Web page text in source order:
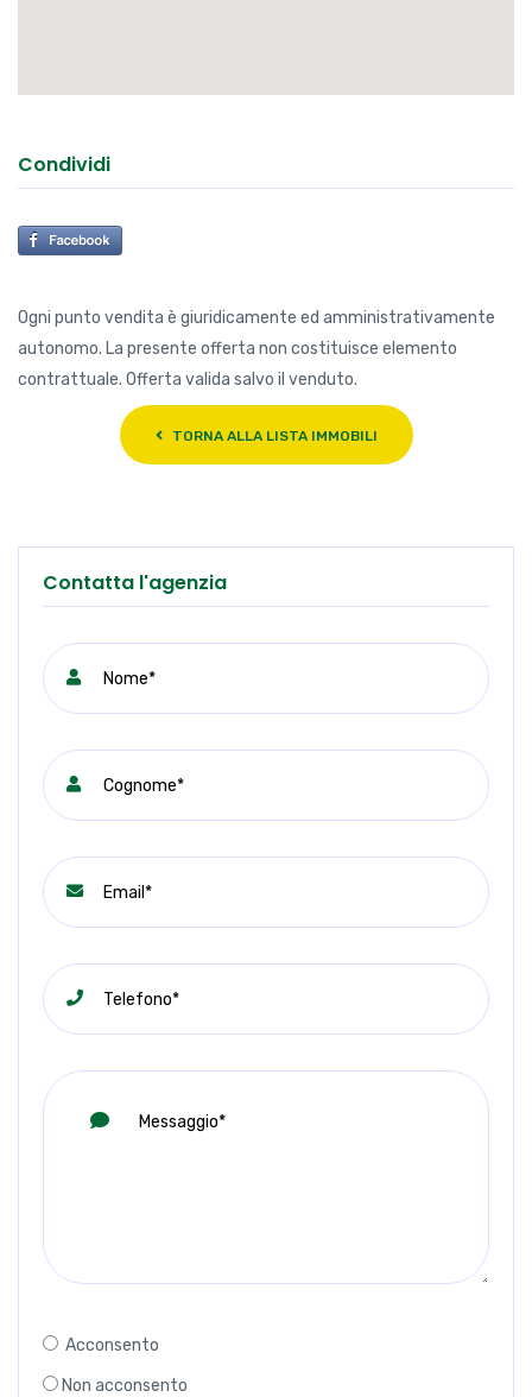
Condividi
Ogni punto vendita è giuridicamente ed amministrativamente
autonomo. La presente offerta non costituisce elemento
contrattuale. Offerta valida salvo il venduto.
TORNA ALLA LISTA IMMOBILI
Contatta l'agenzia
Acconsento
Non acconsento